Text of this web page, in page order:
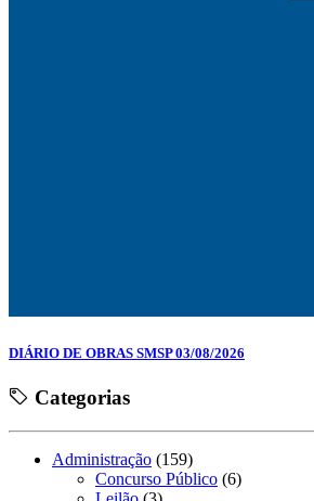
DIÁRIO DE OBRAS SMSP 03/08/2026
Categorias
Administração (159)
Concurso Público (6)